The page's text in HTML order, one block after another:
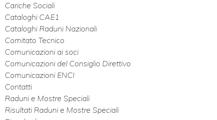
Cariche Sociali
Cataloghi CAE1
Cataloghi Raduni Nazionali
Comitato Tecnico
Comunicazioni ai soci
Comunicazioni del Consiglio Direttivo
Comunicazioni ENCI
Contatti
Raduni e Mostre Speciali
Risultati Raduni e Mostre Speciali